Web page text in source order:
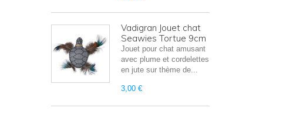
Vadigran Jouet chat
Seawies Tortue 9cm
Jouet pour chat amusant
avec plume et cordelettes
en jute sur thème de...
3,00 €